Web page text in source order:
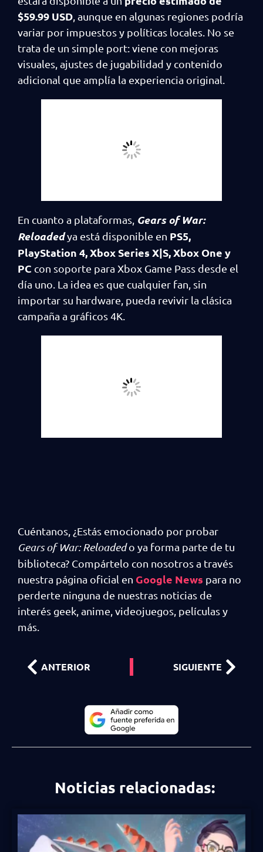
$59.99 USD , aunque en algunas regiones podría
variar por impuestos y políticas locales. No se
trata de un simple port: viene con mejoras
visuales, ajustes de jugabilidad y contenido
adicional que amplía la experiencia original.
En cuanto a plataformas, Gears of War:
Reloadedya está disponible en PS5,
PlayStation 4,Xbox Series X|S, Xbox One y
PC con soporte para Xbox Game Pass desde el
día uno. La idea es que cualquier fan, sin
importar su hardware, pueda revivir la clásica
campaña a gráficos 4K.
Cuéntanos, ¿Estás emocionado por probar
Gears of War: Reloadedo ya forma parte de tu
biblioteca? Compártelo con nosotros a través
nuestra página oficial en Google News para no
perderte ninguna de nuestras noticias de
interés geek, anime, videojuegos, películas y
más.
ANTERIOR SIGUIENTE
Noticias relacionadas: